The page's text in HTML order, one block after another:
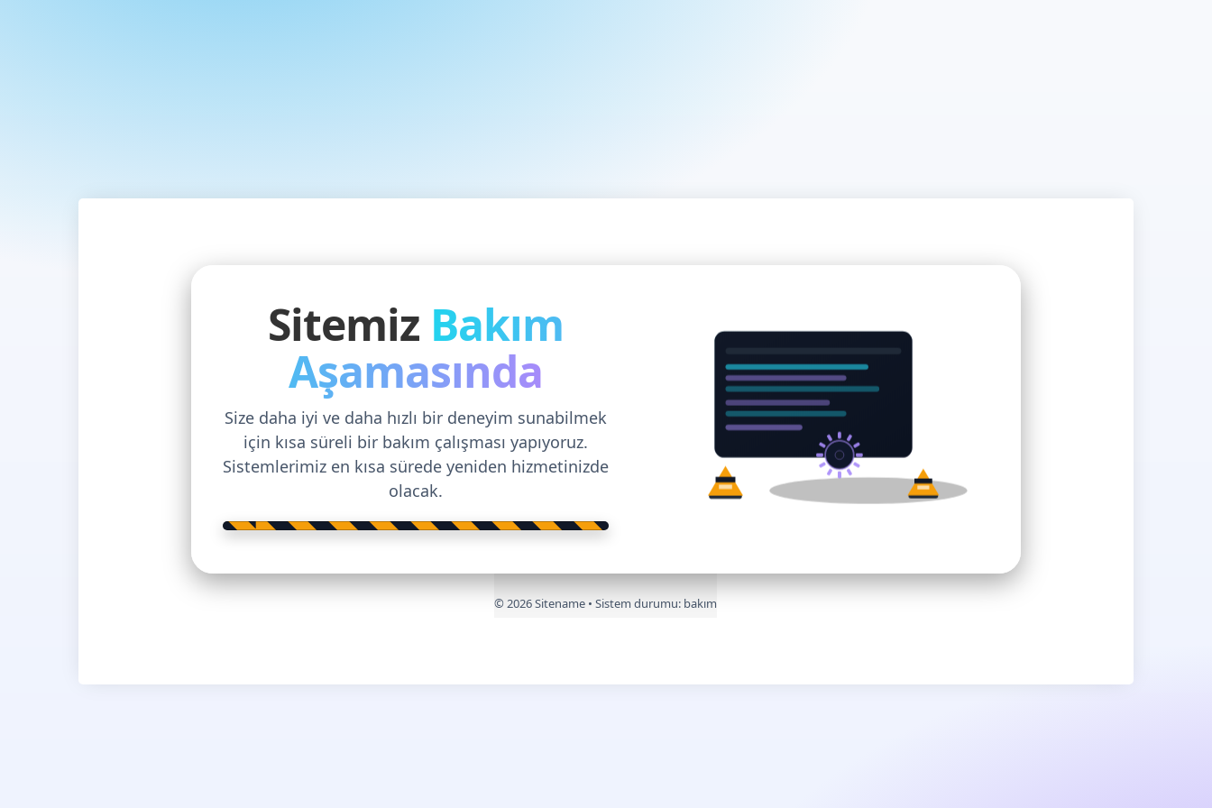
Sitemiz Bakım
Aşamasında
Size daha iyi ve daha hızlı bir deneyim sunabilmek
için kısa süreli bir bakım çalışması yapıyoruz.
Sistemlerimiz en kısa sürede yeniden hizmetinizde
olacak.
© 2026Sitename • Sistem durumu: bakım